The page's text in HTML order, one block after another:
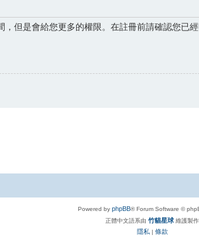
但是會給您更多的權限。在註冊前請確認您已
Powered by phpBB® Forum Software ©
正體中文語系由 竹貓星球 維護製作
隱私 | 條款